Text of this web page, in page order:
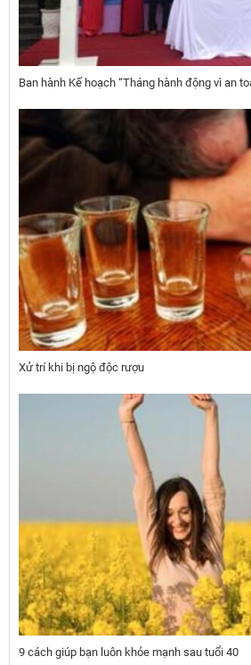
Ban hành Kế hoạch “Tháng hành động vì an
Xử trí khi bị ngộ độc rượu
9 cách giúp bạn luôn khỏe mạnh sau tuổi 40